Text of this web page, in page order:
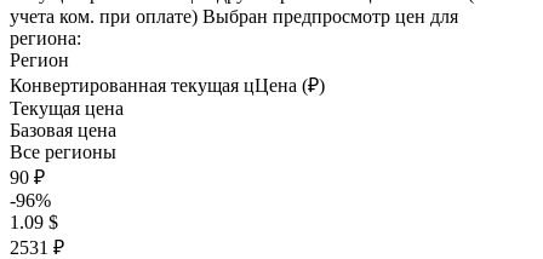
учета ком. при оплате) Выбран предпросмотр цен для
региона:
Регион
Конвертированная текущая цЦена (₽)
Текущая цена
Базовая цена
Все регионы
90 ₽
-96%
1.09 $
2531 ₽